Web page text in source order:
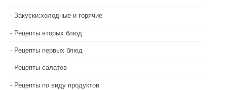
Закуски:холодные и горячие
Рецепты вторых блюд
Рецепты первых блюд
Рецепты салатов
Рецепты по виду продуктов